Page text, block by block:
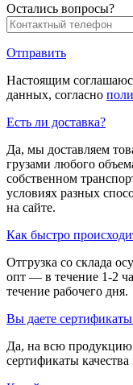
Остались вопросы?
Отправить
Настоящим
данных, согласно
Есть ли доставка?
Да, мы доставляем
грузами любого
собственном
условиях разных
на сайте.
Как быстро
Отгрузка со склада
опт — в течение 1-2
течение рабочего дня.
Вы даете
Да, на всю продукцию
сертификаты